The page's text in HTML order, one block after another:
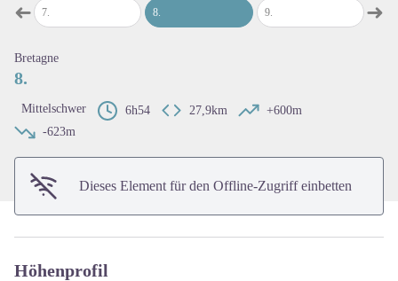
➜map.drawer.prev
7. 8. 9. 10
➜
Bretagne
8.
Mittelschwer 6h54 27,9km
+600m
-623m
Dieses Element für den Offline-Zugriff einbetten
Höhenprofil